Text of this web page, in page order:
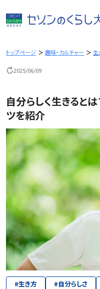
容
を
キトップページ 趣味・カルチャー 生
2025/06/09
自分らしく生きると
ツを紹介
#生き方 #自分らしさ